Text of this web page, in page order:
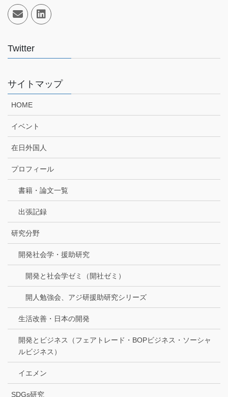
Twitter
サイトマップ
HOME
イベント
在日外国人
プロフィール
書籍・論文一覧
出張記録
研究分野
開発社会学・援助研究
開発と社会学ゼミ（開社ゼミ）
開人勉強会、アジ研援助研究シリーズ
生活改善・日本の開発
開発とビジネス（フェアトレード・BOPビジネス・ソーシャ
ルビジネス）
イエメン
SDGs研究